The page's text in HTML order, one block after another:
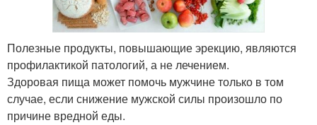
Полезные продукты, повышающие эрекцию, являются
профилактикой патологий, а не лечением.
Здоровая пища может помочь мужчине только в том
случае, если снижение мужской силы произошло по
причине вредной еды.